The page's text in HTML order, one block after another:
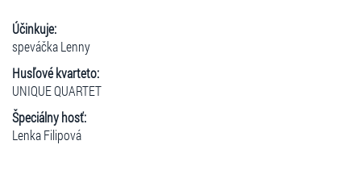
Účinkuje:
speváčka Lenny
Husľové kvarteto:
UNIQUE QUARTET
Špeciálny hosť:
Lenka Filipová